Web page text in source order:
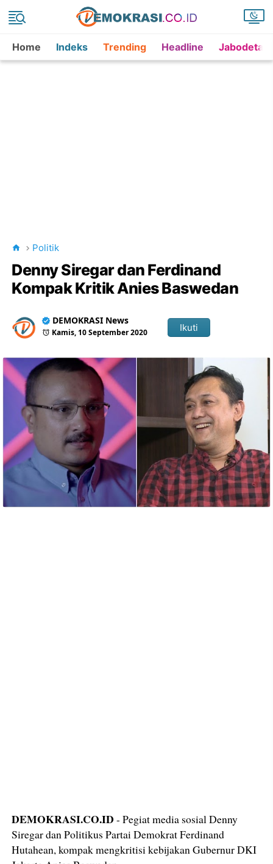
Home Indeks Trending Headline
Politik
Denny Siregar dan Ferdinand
Kompak Kritik Anies Baswedan
DEMOKRASI News
Kamis, 10 September 2020 Ikuti
DEMOKRASI.CO.ID - Pegiat media sosial Denny
Siregar dan Politikus Partai Demokrat Ferdinand
Hutahean, kompak mengkritisi kebijakan Gubernur DKI